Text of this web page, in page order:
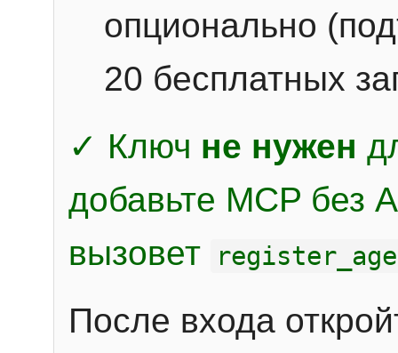
опционально
20 бесплатных
✓ Ключ не нужен
добавьте MCP без
вызовет
После входа